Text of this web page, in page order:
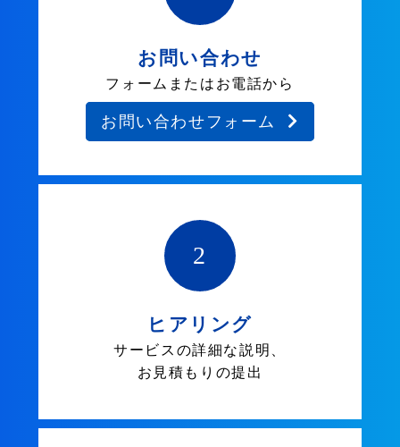
お問い合わせ
フォームまたはお電話から
お問い合わせフォーム
2
ヒアリング
サービスの詳細な説明、
お見積もりの提出